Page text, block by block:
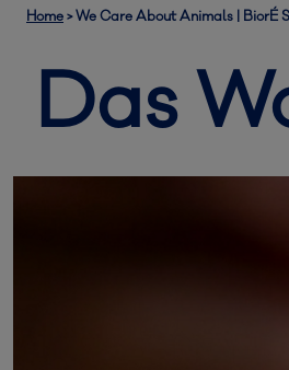
Home>We Care About Animals | BiorÉ
Das